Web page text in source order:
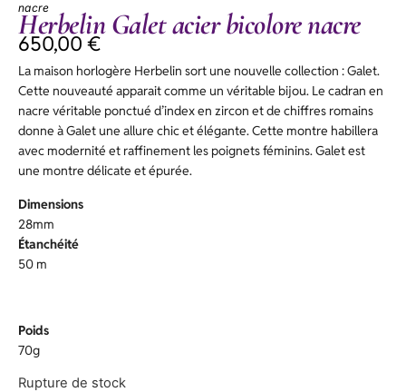
nacre
Herbelin Galet acier bicolore nacre
650,00 €
La maison horlogère Herbelin sort une nouvelle collection : Galet.
Cette nouveauté apparait comme un véritable bijou. Le cadran en
nacre véritable ponctué d’index en zircon et de chiffres romains
donne à Galet une allure chic et élégante. Cette montre habillera
avec modernité et raffinement les poignets féminins. Galet est
une montre délicate et épurée.
Dimensions
28mm
Étanchéité
50 m
Poids
70g
Rupture de stock